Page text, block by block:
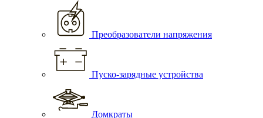
Преобразователи напряжения
Пуско-зарядные устройства
Домкраты